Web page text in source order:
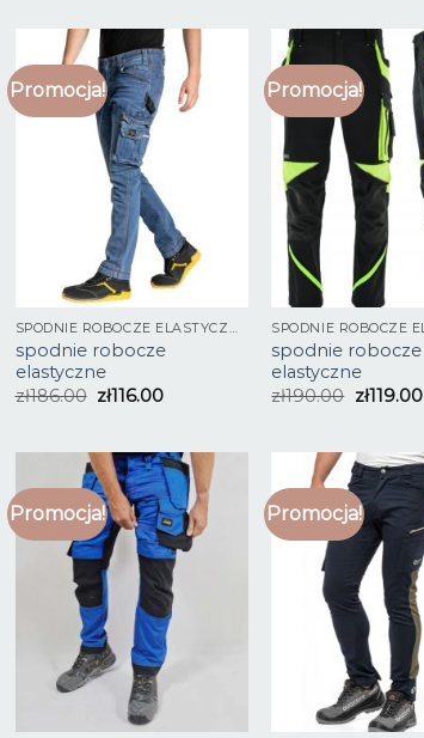
Promocja!
SPODNIE ROBOCZE ELASTYCZNE
spodnie robocze
elastyczne
zł186.00 zł116.00
Promocja!
spodnie robocze
elastyczne
zł190.00 zł119.00
Promocja! Promocja!